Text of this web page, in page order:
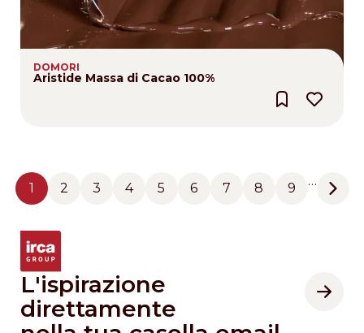
DOMORI
Aristide Massa di Cacao 100%
Pagina
1 Pagina
2 Pagina
3 Pagina
4 Pagina
5 Pagina
6 Pagina
7 Pagina
8 Pagina
9
…
L'ispirazione
direttamente